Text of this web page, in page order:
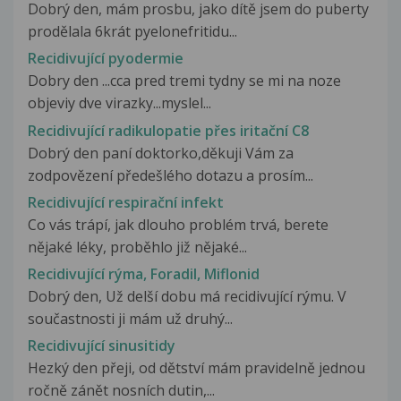
Dobrý den, mám prosbu, jako dítě jsem do puberty
prodělala 6krát pyelonefritidu...
Recidivující pyodermie
Dobry den ...cca pred tremi tydny se mi na noze
objeviy dve virazky...myslel...
Recidivující radikulopatie přes iritační C8
Dobrý den paní doktorko,děkuji Vám za
zodpovězení předešlého dotazu a prosím...
Recidivující respirační infekt
Co vás trápí, jak dlouho problém trvá, berete
nějaké léky, proběhlo již nějaké...
Recidivující rýma, Foradil, Miflonid
Dobrý den, Už delší dobu má recidivující rýmu. V
součastnosti ji mám už druhý...
Recidivující sinusitidy
Hezký den přeji, od dětství mám pravidelně jednou
ročně zánět nosních dutin,...